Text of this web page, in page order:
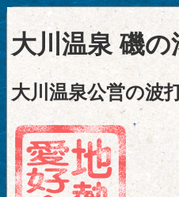
大川温泉 磯の
大川温泉公営の波